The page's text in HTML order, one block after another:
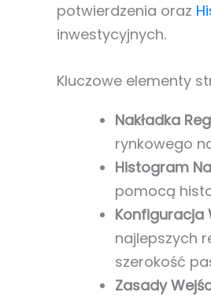
potwierdzenia oraz
inwestycyjnych.
Kluczowe elementy
Nakładka
rynkowego
Histogram
pomocą
Konfiguracja
najlepszych
szerokość
Zasady